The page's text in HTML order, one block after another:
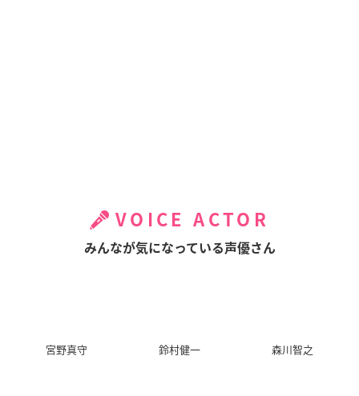
VOICE ACTOR
みんなが気になっている声優さん
宮野真守 鈴村健一 森川智之